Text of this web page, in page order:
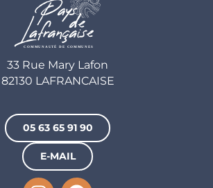
33 Rue Mary Lafon
82130 LAFRANCAISE
05 63 65 91 90
E-MAIL